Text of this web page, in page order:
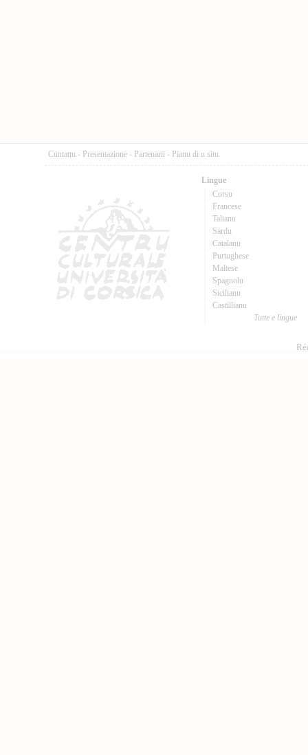
Cuntattu - Presentazione - Partenarii - Pianu di u situ
Lingue
Corsu
Francese
Talianu
Sardu
Catalanu
Purtughese
Maltese
Spagnolu
Sicilianu
Castillianu
Tutte e lingue